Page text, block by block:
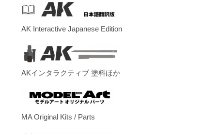
AK Interactive Japanese Edition
AKインタラクティブ 塗料ほか
MA Original Kits / Parts